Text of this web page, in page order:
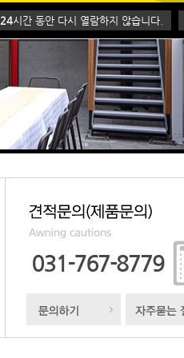
24시간 동안 다시 열람하지 않습니다.